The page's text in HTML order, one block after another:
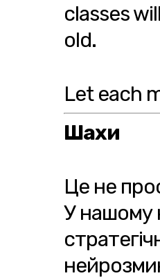
classes
old.
Let each
Шахи
Це не
У нашому